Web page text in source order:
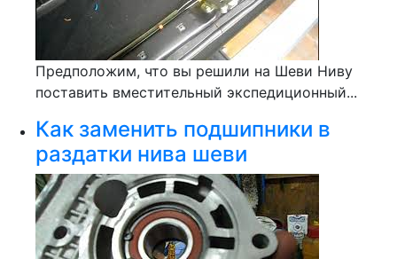
Предположим, что вы решили на Шеви Ниву
поставить вместительный экспедиционный...
Как заменить подшипники в
раздатки нива шеви